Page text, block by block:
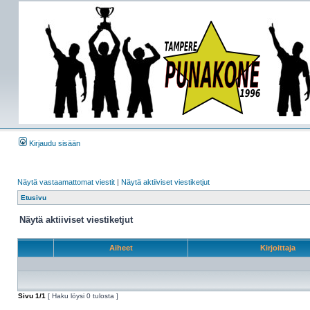
Kirjaudu sisään
Näytä vastaamattomat viestit | Näytä aktiiviset viestiketjut
Etusivu
Näytä aktiiviset viestiketjut
Aiheet Kirjoittaja
Sivu 1/1 [ Haku löysi 0 tulosta ]